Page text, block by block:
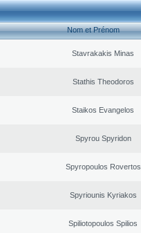
Nom et Prénom
Stavrakakis Minas
Stathis Theodoros
Staikos Evangelos
Spyrou Spyridon
Spyropoulos Rovertos
Spyriounis Kyriakos
Spiliotopoulos Spilios